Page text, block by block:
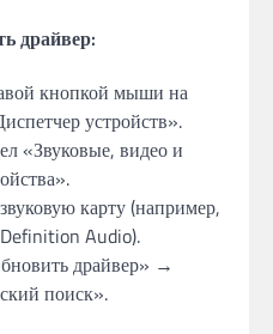
драйвер:
кнопкой мыши на
устройств».
«Звуковые, видео и
карту (например,
Audio).
драйвер» →
поиск».